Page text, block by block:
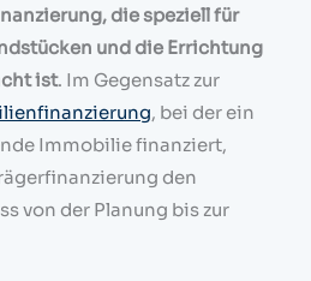
die speziell für
und die Errichtung
ist. Im Gegensatz zur
, bei der ein
Immobilie finanziert,
den
von der Planung bis zur